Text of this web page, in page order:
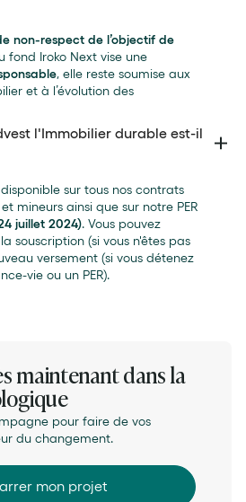
non-respect de l’objectif de
fond Iroko Next vise une
, elle reste soumise aux
et à l’évolution des
l'Immobilier durable est-il
sur tous nos contrats
mineurs ainsi que sur notre PER
juillet 2024). Vous pouvez
souscription (si vous n'êtes pas
versement (si vous détenez
vie ou un PER).
maintenant dans la
pour faire de vos
du changement.
mon projet